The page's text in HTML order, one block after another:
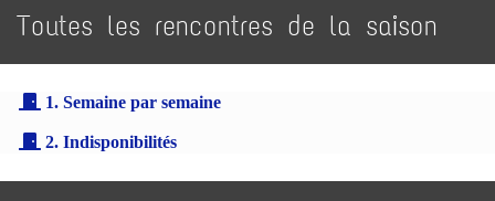
Toutes les rencontres de la saison
1. Semaine par semaine
2. Indisponibilités